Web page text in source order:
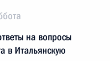
на вопросы
в Итальянскую